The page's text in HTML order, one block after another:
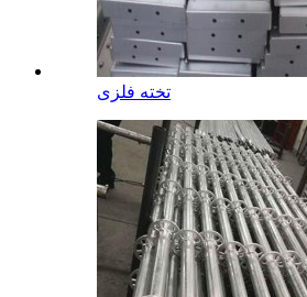
تخته فلزی